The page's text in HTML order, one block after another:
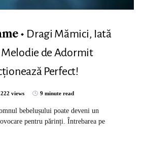
Dragi Mămici, Iată
Melodie de Adormit
Perfect!
222 views 9 minute read
bebelușului poate deveni un
pentru părinți. Întrebarea pe